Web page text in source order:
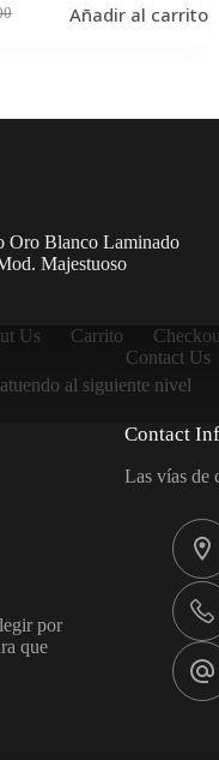
Añadir al carrito
Oro Blanco Laminado
Majestuoso
Us Carrito
Contact Us
al siguiente nivel
por
que
Contact
Las vías de